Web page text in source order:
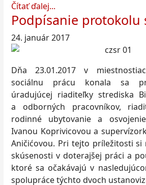
Čítať ďalej...
Podpísanie protokolu
24. január 2017
Dňa 23.01.2017 v
sociálnu prácu konala sa
úradujúcej riaditeľky strediska
a odborných pracovníkov,
rodinné ubytovanie a
Ivanou Koprivicovou a
Aničićovou. Pri tejto príležitosti si
skúsenosti v doterajšej práci a
ktoré sa očakávajú v
spolupráce týchto dvoch